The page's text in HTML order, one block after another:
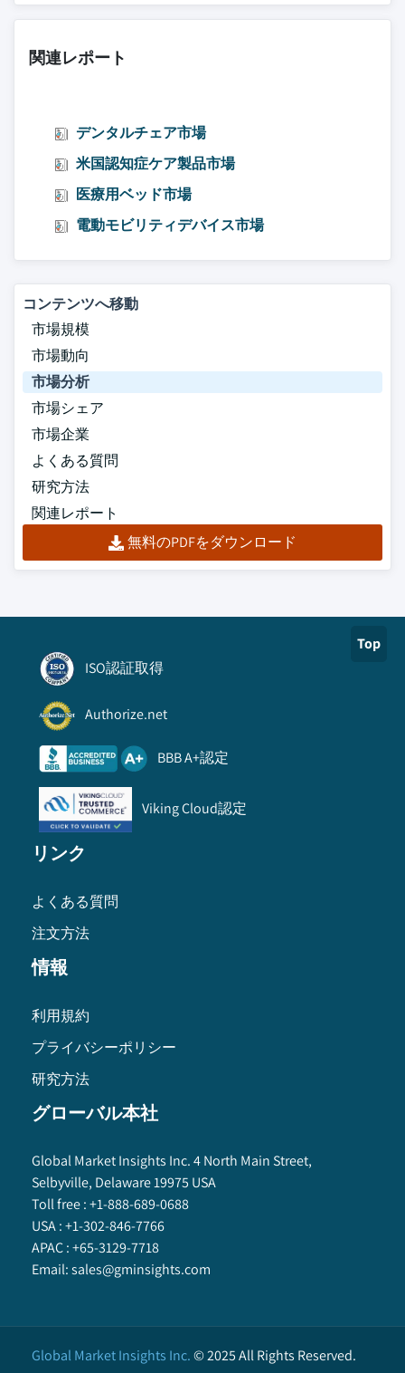
関連レポート
デンタルチェア市場
米国認知症ケア製品市場
医療用ベッド市場
電動モビリティデバイス市場
コンテンツへ移動
市場規模
市場動向
市場分析
市場シェア
市場企業
よくある質問
研究方法
関連レポート
無料のPDFをダウンロード
Top
ISO認証取得
Authorize.net
BBB A+認定
Viking Cloud認定
リンク
よくある質問
注文方法
情報
利用規約
プライバシーポリシー
研究方法
グローバル本社
Global Market Insights Inc. 4 North Main Street,
Selbyville, Delaware 19975 USA
Toll free :+1-888-689-0688
USA :+1-302-846-7766
APAC :+65-3129-7718
Email:sales@gminsights.com
Global Market Insights Inc.©2025All Rights Reserved.